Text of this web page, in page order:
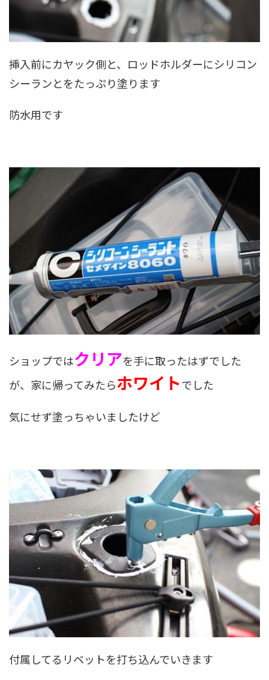
挿入前にカヤック側と、ロッドホルダーにシリコン
シーランとをたっぷり塗ります
防水用です
ショップではクリアを手に取ったはずでした
が、家に帰ってみたらホワイトでした
気にせず塗っちゃいましたけど
付属してるリベットを打ち込んでいきます